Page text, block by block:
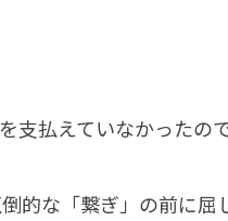
払えていなかったので
的な「繋ぎ」の前に